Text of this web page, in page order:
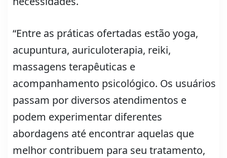
“Entre as práticas ofertadas estão yoga,
acupuntura, auriculoterapia, reiki,
massagens terapêuticas e
acompanhamento psicológico. Os usuários
passam por diversos atendimentos e
podem experimentar diferentes
abordagens até encontrar aquelas que
melhor contribuem para seu tratamento,